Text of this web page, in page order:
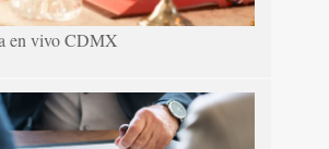
en vivo CDMX